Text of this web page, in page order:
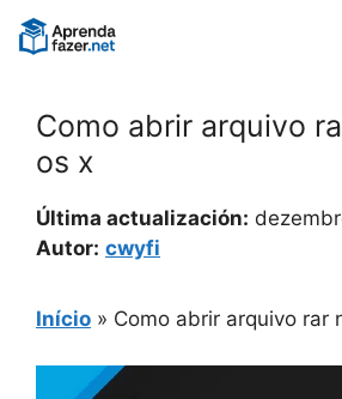
Pular
para
Como abrir arquivo
os x
Última actualización:
Autor: cwyfi
Início » Como abrir arquivo rar